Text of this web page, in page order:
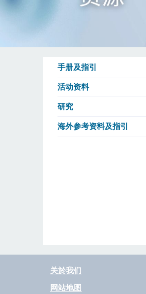
手册及指引
活动资​​料
研究
海外参考资料及指引
关於我们
网站地图